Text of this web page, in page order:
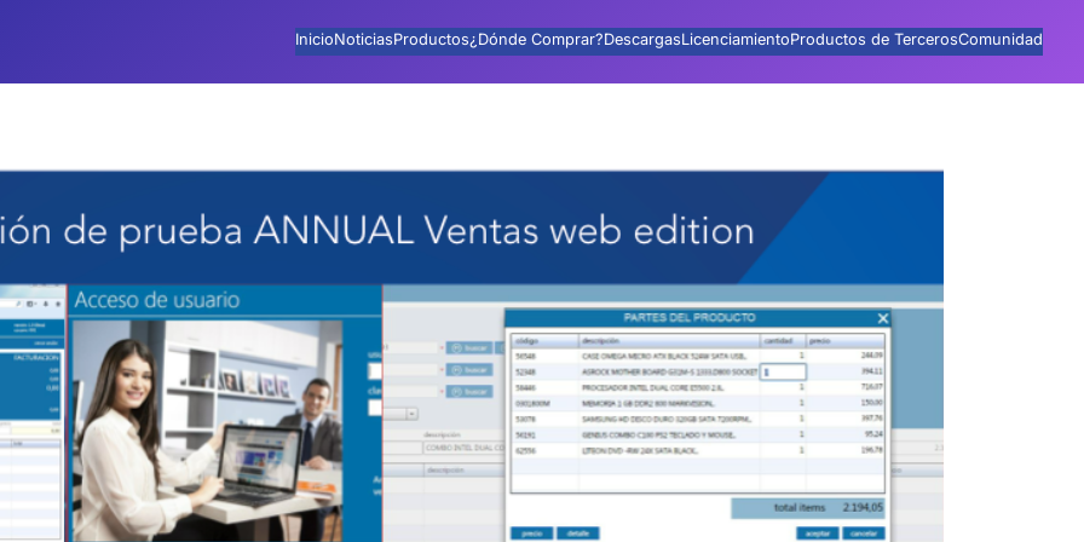
InicioNoticiasProductos¿Dónde Comprar?DescargasLicenciamientoProductos de TercerosComunidad